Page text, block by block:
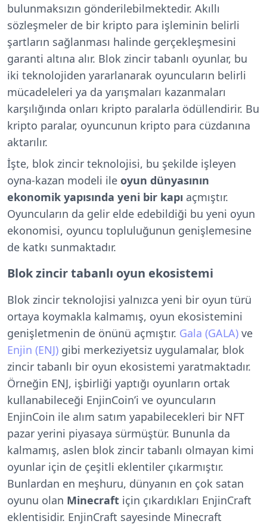
bulunmaksızın gönderilebilmektedir. Akıllı
sözleşmeler de bir kripto para işleminin belirli
şartların sağlanması halinde gerçekleşmesini
garanti altına alır. Blok zincir tabanlı oyunlar, bu
iki teknolojiden yararlanarak oyuncuların belirli
mücadeleleri ya da yarışmaları kazanmaları
karşılığında onları kripto paralarla ödüllendirir. Bu
kripto paralar, oyuncunun kripto para cüzdanına
aktarılır.
İşte, blok zincir teknolojisi, bu şekilde işleyen
oyna-kazan modeli ile oyun dünyasının
ekonomik yapısında yeni bir kapı açmıştır.
Oyuncuların da gelir elde edebildiği bu yeni oyun
ekonomisi, oyuncu topluluğunun genişlemesine
de katkı sunmaktadır.
Blok zincir tabanlı oyun ekosistemi
Blok zincir teknolojisi yalnızca yeni bir oyun türü
ortaya koymakla kalmamış, oyun ekosistemini
genişletmenin de önünü açmıştır. Gala (GALA) ve
Enjin (ENJ) gibi merkeziyetsiz uygulamalar, blok
zincir tabanlı bir oyun ekosistemi yaratmaktadır.
Örneğin ENJ, işbirliği yaptığı oyunların ortak
kullanabileceği EnjinCoin’i ve oyuncuların
EnjinCoin ile alım satım yapabilecekleri bir NFT
pazar yerini piyasaya sürmüştür. Bununla da
kalmamış, aslen blok zincir tabanlı olmayan kimi
oyunlar için de çeşitli eklentiler çıkarmıştır.
Bunlardan en meşhuru, dünyanın en çok satan
oyunu olan Minecraft için çıkardıkları EnjinCraft
eklentisidir. EnjinCraft sayesinde Minecraft